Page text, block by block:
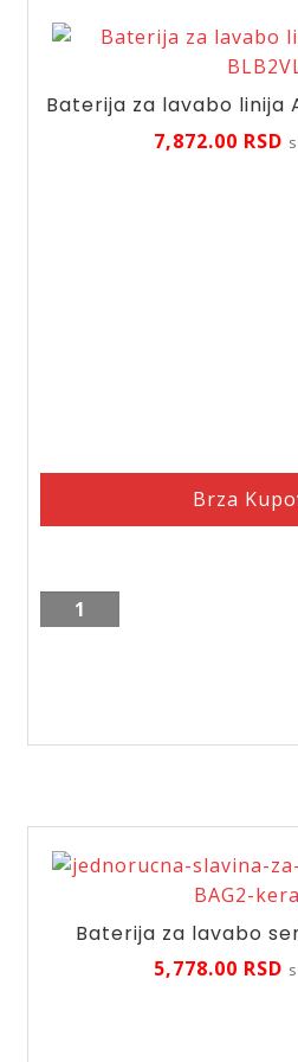
Baterija za lavabo linija
7,872.00 RSD
Brza
Baterija
za
Verde
Baterija za lavabo
5,778.00 RSD